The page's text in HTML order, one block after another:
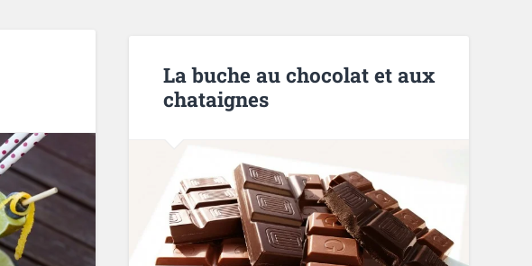
La buche au chocolat et aux
chataignes